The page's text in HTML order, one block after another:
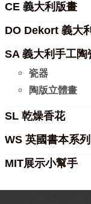
CE 義大利版畫
DO Dekort 義大
SA 義大利手工陶
瓷器
陶版立體畫
SL 乾燥香花
WS 英國書本系列
MIT展示小幫手